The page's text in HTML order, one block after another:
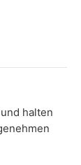
halten